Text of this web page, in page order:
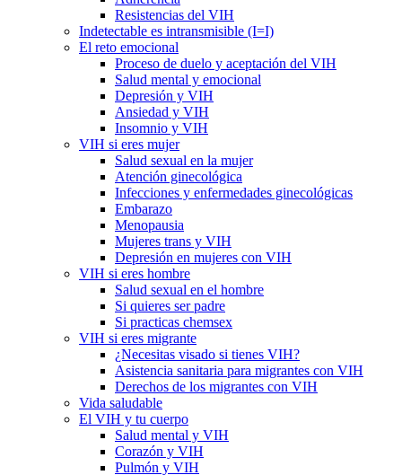
Resistencias del VIH
Indetectable es intransmisible (I=I)
El reto emocional
Proceso de duelo y aceptación del VIH
Salud mental y emocional
Depresión y VIH
Ansiedad y VIH
Insomnio y VIH
VIH si eres mujer
Salud sexual en la mujer
Atención ginecológica
Infecciones y enfermedades ginecológicas
Embarazo
Menopausia
Mujeres trans y VIH
Depresión en mujeres con VIH
VIH si eres hombre
Salud sexual en el hombre
Si quieres ser padre
Si practicas chemsex
VIH si eres migrante
¿Necesitas visado si tienes VIH?
Asistencia sanitaria para migrantes con VIH
Derechos de los migrantes con VIH
Vida saludable
El VIH y tu cuerpo
Salud mental y VIH
Corazón y VIH
Pulmón y VIH